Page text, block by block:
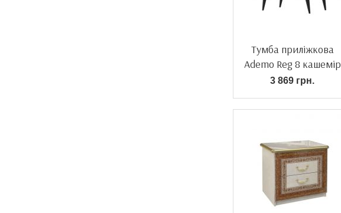
Тумба приліжкова
Ademo Reg 8 кашемір
3 869 грн.